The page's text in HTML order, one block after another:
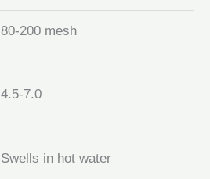
80-200 mesh
4.5-7.0
Swells in hot water